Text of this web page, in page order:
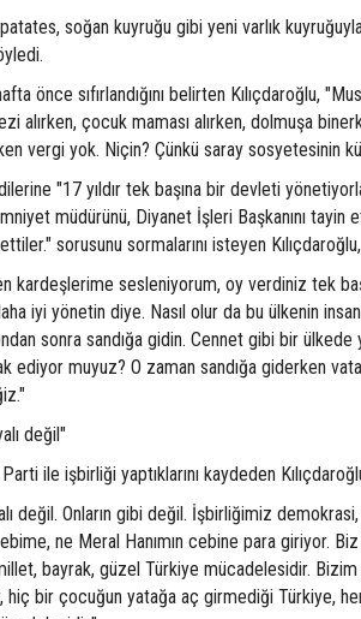
soğan kuyruğu gibi yeni varlık
önce sıfırlandığını belirten Kılıçdaroğlu,
alırken, çocuk maması alırken, dolmuşa
vergi yok. Niçin? Çünkü saray sosyetesinin
"17 yıldır tek başına bir devleti
müdürünü, Diyanet İşleri Başkanını tayin
sorusunu sormalarını isteyen
kardeşlerime sesleniyorum, oy verdiniz tek
iyi yönetin diye. Nasıl olur da bu ülkenin
sonra sandığa gidin. Cennet gibi bir
ediyor muyuz? O zaman sandığa giderken
değil"
ile işbirliği yaptıklarını kaydeden
değil. Onların gibi değil. İşbirliğimiz demokrasi,
ne Meral Hanımın cebine para giriyor.
bayrak, güzel Türkiye mücadelesidir.
hiç bir çocuğun yatağa aç girmediği Türkiye,